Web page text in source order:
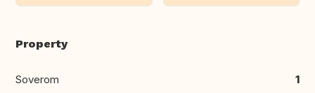
Property
Soverom 1